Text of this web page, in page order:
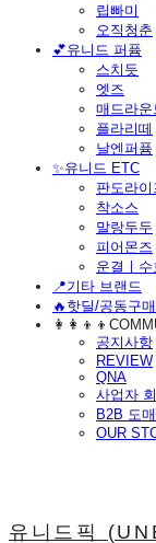
립빠미
오직청춘
💕유니드 퍼퓸
스치듯
엣즈
매드라운
플라리떼
날엔퍼퓸
​✨유니드 ETC
판도라이
착소스
말랑두두
피어몬즈
운결ㅣ수
📍기타 브랜드
🔥핫딜/공동구매
공지사항
REVIEW
QNA
사업자
B2B 도
OUR
유니드픽